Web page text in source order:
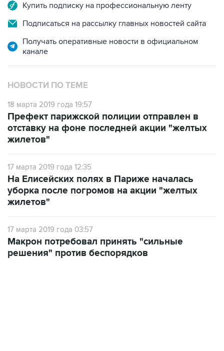
Купить подписку на профессиональную ленту
Подписаться на рассылку главных новостей сайта
Получать оперативные новости в официальном
канале
НОВОСТИ ПО ТЕМЕ
18 марта 2019 года 19:57
Префект парижской полиции отправлен в
отставку на фоне последней акции "желтых
жилетов"
17 марта 2019 года 12:35
На Елисейских полях в Париже началась
уборка после погромов на акции "желтых
жилетов"
17 марта 2019 года 03:57
Макрон потребовал принять "сильные
решения" против беспорядков